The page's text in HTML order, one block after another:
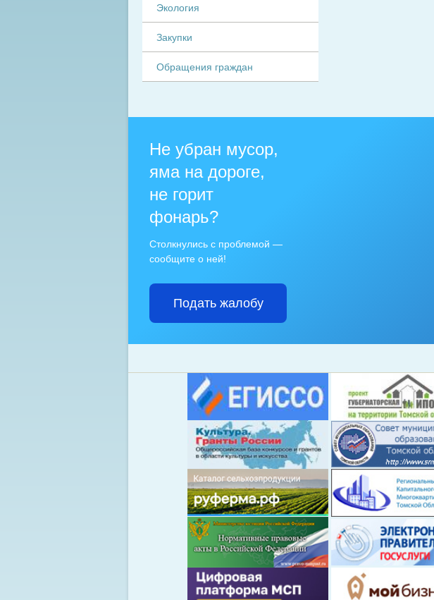
Экология
Закупки
Обращения граждан
Не убран мусор,
яма на дороге,
не горит
фонарь?
Столкнулись с проблемой —
сообщите о ней!
Подать жалобу